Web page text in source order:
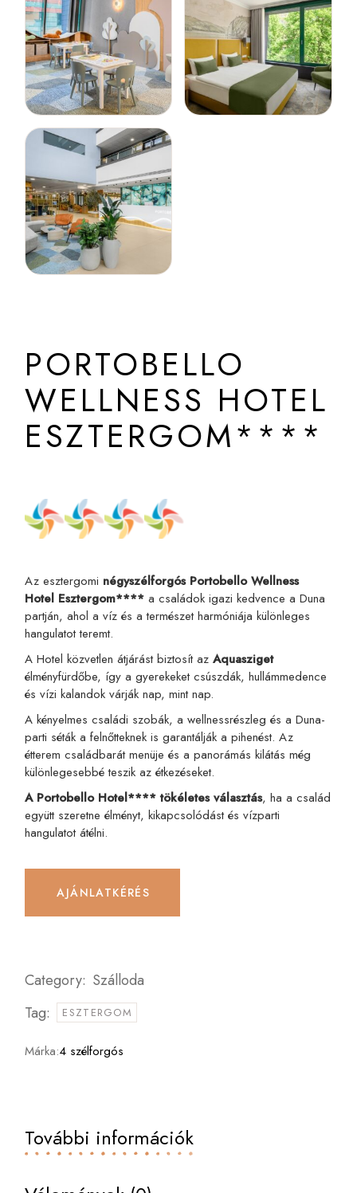
PORTOBELLO
WELLNESS HOTEL
ESZTERGOM****
Az esztergomi négyszélforgós Portobello Wellness
Hotel Esztergom**** a családok igazi kedvence a Duna
partján, ahol a víz és a természet harmóniája különleges
hangulatot teremt.
A Hotel közvetlen átjárást biztosít azAquasziget
élményfürdőbe, így a gyerekeket csúszdák, hullámmedence
és vízi kalandok várják nap, mint nap.
A kényelmes családi szobák, a wellnessrészleg és a Duna-
parti séták a felnőtteknek is garantálják a pihenést. Az
étterem családbarát menüje és a panorámás kilátás még
különlegesebbé teszik az étkezéseket.
A Portobello Hotel**** tökéletes választás, ha a család
együtt szeretne élményt, kikapcsolódást és vízparti
hangulatot átélni.
AJÁNLATKÉRÉS
Category: Szálloda
Tag:
ESZTERGOM
Márka:4 szélforgós
További információk